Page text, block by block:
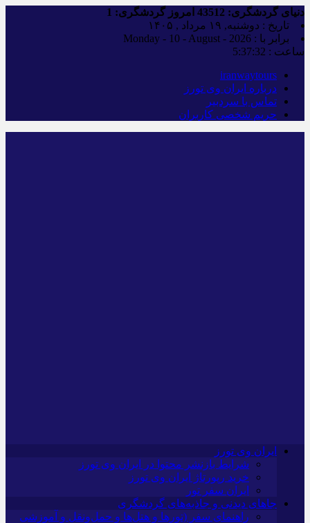
دنیای گردشگری: امروز گردشگری:
تاریخ : دوشنبه, ۱۹ مرداد , ۱۴۰۵
برابر با : Monday - 10 - August - 2026
ساعت : 5:37:33
iranwaytours
درباره ایران وی تورز
تماس با سردبیر
حریم شخصی کاربران
ایران وی تورز
شرایط بازنشر محتوا در ایران وی تورز
خرید رپورتاژ ایران وی تورز
ایران سفر تور
جاهای دیدنی و جاذبه‌های گردشگری
راهنمای سفر (تورها و هتل‌ها و حمل‌و‌نقل و آموزشی